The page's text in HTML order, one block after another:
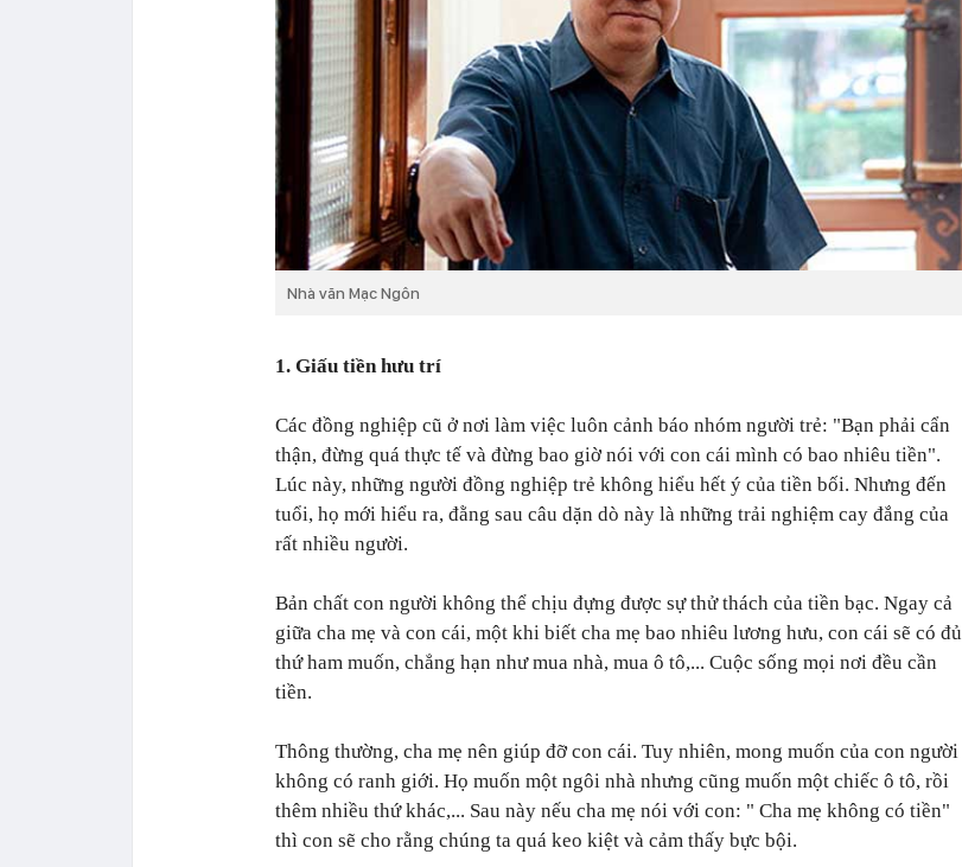
Nhà văn Mạc Ngôn
1. Giấu tiền hưu trí
Các đồng nghiệp cũ ở nơi làm việc luôn cảnh báo nhóm người trẻ: "Bạn phải cẩn
thận, đừng quá thực tế và đừng bao giờ nói với con cái mình có bao nhiêu tiền".
Lúc này, những người đồng nghiệp trẻ không hiểu hết ý của tiền bối. Nhưng đến
tuổi, họ mới hiểu ra, đằng sau câu dặn dò này là những trải nghiệm cay đắng của
rất nhiều người.
Bản chất con người không thể chịu đựng được sự thử thách của tiền bạc. Ngay cả
giữa cha mẹ và con cái, một khi biết cha mẹ bao nhiêu lương hưu, con cái sẽ có đủ
thứ ham muốn, chẳng hạn như mua nhà, mua ô tô,... Cuộc sống mọi nơi đều cần
tiền.
Thông thường, cha mẹ nên giúp đỡ con cái. Tuy nhiên, mong muốn của con người
không có ranh giới. Họ muốn một ngôi nhà nhưng cũng muốn một chiếc ô tô, rồi
thêm nhiều thứ khác,... Sau này nếu cha mẹ nói với con: " Cha mẹ không có tiền"
thì con sẽ cho rằng chúng ta quá keo kiệt và cảm thấy bực bội.